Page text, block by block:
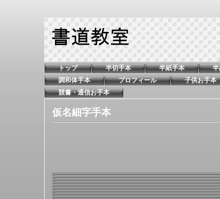
トップ 半切手本 半紙手本
調和体手本
プロフィール
子供お手本
競書・通信お手本
仮名細字手本